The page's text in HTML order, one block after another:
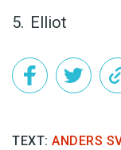
Elliot
TEXT: ANDERS